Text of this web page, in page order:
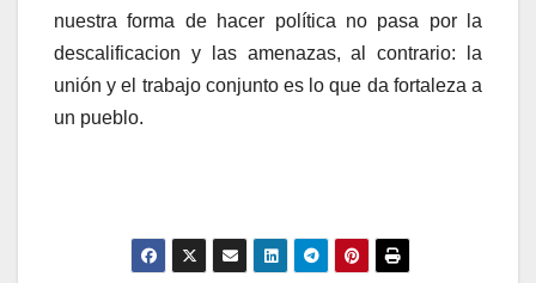
nuestra forma de hacer política no pasa por la
descalificacion y las amenazas, al contrario: la
unión y el trabajo conjunto es lo que da fortaleza a
un pueblo.